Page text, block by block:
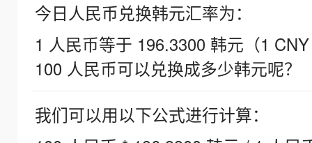
今日人民币兑换韩元汇率为：
1 人民币等于 196.3300 韩元（1
100 人民币可以兑换成多少韩元呢？
我们可以用以下公式进行计算：